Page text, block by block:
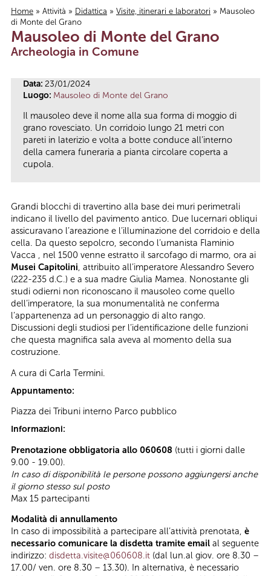
Tu sei qui
Home » Attività » Didattica » Visite, itinerari e laboratori » Mausoleo
di Monte del Grano
Mausoleo di Monte del Grano
Archeologia in Comune
Data: 23/01/2024
Luogo: Mausoleo di Monte del Grano
Il mausoleo deve il nome alla sua forma di moggio di
grano rovesciato. Un corridoio lungo 21 metri con
pareti in laterizio e volta a botte conduce all’interno
della camera funeraria a pianta circolare coperta a
cupola.
Grandi blocchi di travertino alla base dei muri perimetrali
indicano il livello del pavimento antico. Due lucernari obliqui
assicuravano l’areazione e l’illuminazione del corridoio e della
cella. Da questo sepolcro, secondo l’umanista Flaminio
Vacca , nel 1500 venne estratto il sarcofago di marmo, ora ai
Musei Capitolini, attribuito all’imperatore Alessandro Severo
(222-235 d.C.) e a sua madre Giulia Mamea. Nonostante gli
studi odierni non riconoscano il mausoleo come quello
dell’imperatore, la sua monumentalità ne conferma
l’appartenenza ad un personaggio di alto rango.
Discussioni degli studiosi per l’identificazione delle funzioni
che questa magnifica sala aveva al momento della sua
costruzione.
A cura di Carla Termini.
Appuntamento:
Piazza dei Tribuni interno Parco pubblico
Informazioni:
Prenotazione obbligatoria allo 060608 (tutti i giorni dalle
9.00 - 19.00).
In caso di disponibilità le persone possono aggiungersi anche
il giorno stesso sul posto
Max 15 partecipanti
Modalità di annullamento
In caso di impossibilità a partecipare all’attività prenotata, è
necessario comunicare la disdetta tramite email al seguente
indirizzo: disdetta.visite@060608.it (dal lun.al giov. ore 8.30 –
17.00/ ven. ore 8.30 – 13.30). In alternativa, è necessario